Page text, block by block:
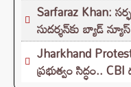
Sarfaraz Khan:
సుదర్శన్‌కు బ్యాడ్
Jharkhand
ప్రభుత్వం సిద్ధం.. CBI